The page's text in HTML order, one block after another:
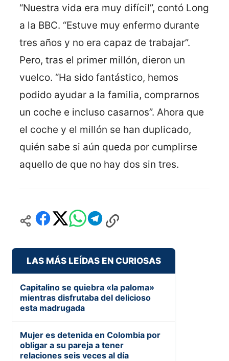
“Nuestra vida era muy difícil”, contó Long
a la BBC. “Estuve muy enfermo durante
tres años y no era capaz de trabajar”.
Pero, tras el primer millón, dieron un
vuelco. “Ha sido fantástico, hemos
podido ayudar a la familia, comprarnos
un coche e incluso casarnos”. Ahora que
el coche y el millón se han duplicado,
quién sabe si aún queda por cumplirse
aquello de que no hay dos sin tres.
LAS MÁS LEÍDAS EN CURIOSAS
Capitalino se quiebra «la paloma»
mientras disfrutaba del delicioso
esta madrugada
Mujer es detenida en Colombia por
obligar a su pareja a tener
relaciones seis veces al día